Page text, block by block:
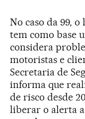
No caso da 99,
tem como base
considera
motoristas e
Secretaria de
informa que
de risco desde
liberar o alerta